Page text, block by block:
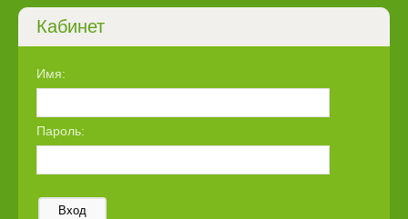
Кабинет
Имя:
Пароль:
Вход